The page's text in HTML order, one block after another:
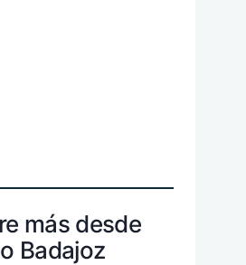
más desde
Badajoz